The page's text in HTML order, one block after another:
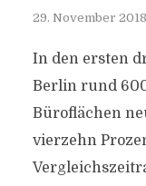
29. November 2018
In den ersten
Berlin rund
Büroflächen
vierzehn